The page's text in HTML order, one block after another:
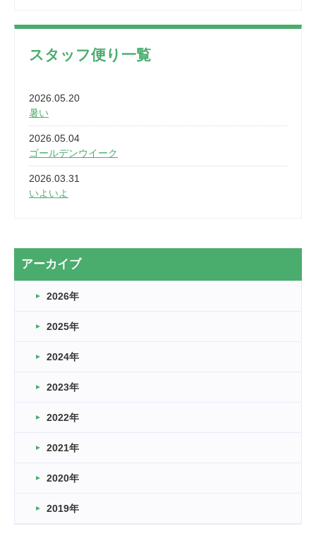
スタッフ便り一覧
2026.05.20
暑い
2026.05.04
ゴールデンウイーク
2026.03.31
いよいよ
2026.03.20
なぎなた
2026.03.16
車いすバスケとRくんのお話
卒業・卒園の季節★
2026.03.11
緑ケ丘体育館
2022.11.03
緑ケ丘体育館
アーカイブ
2026年
2025年
2024年
2023年
2022年
2021年
2020年
2019年